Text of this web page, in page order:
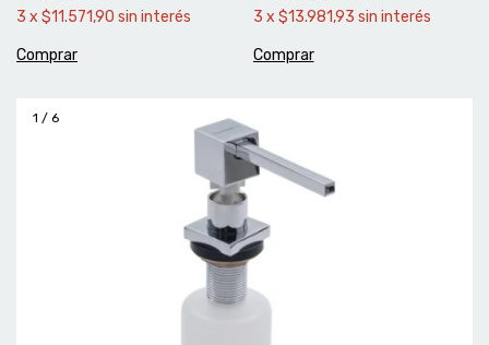
3 x $11.571,90 sin interés
3 x $13.981,93 sin interés
1 / 6